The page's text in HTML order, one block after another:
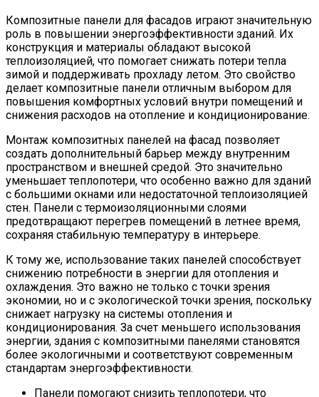
Композитные панели для фасадов играют значительную
роль в повышении энергоэффективности зданий. Их
конструкция и материалы обладают высокой
теплоизоляцией, что помогает снижать потери тепла
зимой и поддерживать прохладу летом. Это свойство
делает композитные панели отличным выбором для
повышения комфортных условий внутри помещений и
снижения расходов на отопление и кондиционирование.
Монтаж композитных панелей на фасад позволяет
создать дополнительный барьер между внутренним
пространством и внешней средой. Это значительно
уменьшает теплопотери, что особенно важно для зданий
с большими окнами или недостаточной теплоизоляцией
стен. Панели с термоизоляционными слоями
предотвращают перегрев помещений в летнее время,
сохраняя стабильную температуру в интерьере.
К тому же, использование таких панелей способствует
снижению потребности в энергии для отопления и
охлаждения. Это важно не только с точки зрения
экономии, но и с экологической точки зрения, поскольку
снижает нагрузку на системы отопления и
кондиционирования. За счет меньшего использования
энергии, здания с композитными панелями становятся
более экологичными и соответствуют современным
стандартам энергоэффективности.
Панели помогают снизить теплопотери, что